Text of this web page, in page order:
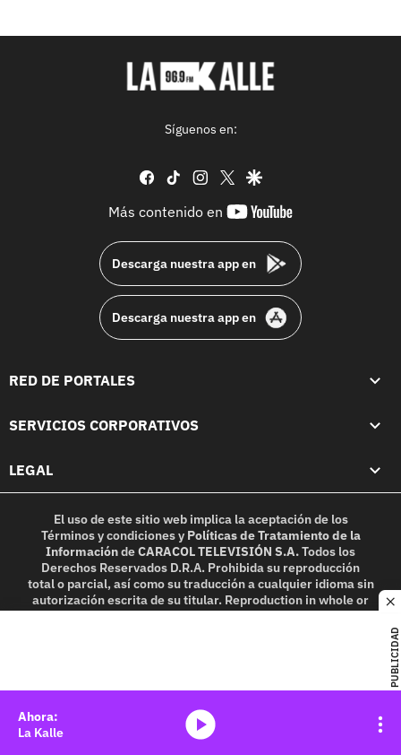
PUBLICIDAD
Síguenos en:
facebook
tiktok instagram
twittergoogle
Más contenido en
youtube-
Descarga nuestra app en
Descarga nuestra app en
RED DE PORTALES
SERVICIOS CORPORATIVOS
LEGAL
El uso de este sitio web implica la aceptación de los
Términos y condicionesy Políticas de Tratamiento de la
InformacióndeCARACOL TELEVISIÓN S.A.Todos los
Derechos Reservados D.R.A. Prohibida su reproducción
total o parcial, así como su traducción a cualquier idioma sin
autorización escrita de su titular. Reproduction in whole or
in part, or translation without written permission is
La Kalle